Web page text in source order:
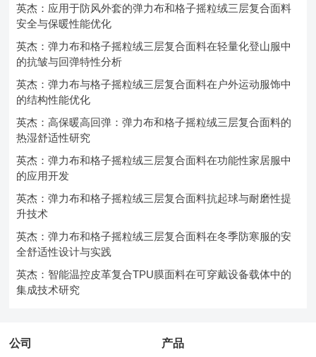
英杰：应用于防风外套的弹力布和格子摇粒绒三层复合面料
安全与保暖性能优化
英杰：弹力布和格子摇粒绒三层复合面料在轻量化登山服中
的抗皱与回弹特性分析
英杰：弹力布与格子摇粒绒三层复合面料在户外运动服饰中
的结构性能优化
英杰：高保暖高回弹：弹力布和格子摇粒绒三层复合面料的
热湿舒适性研究
英杰：弹力布和格子摇粒绒三层复合面料在功能性家居服中
的应用开发
英杰：弹力布和格子摇粒绒三层复合面料抗起球与耐磨性提
升技术
英杰：弹力布和格子摇粒绒三层复合面料在冬季防寒服的安
全舒适性设计与实践
英杰：智能温控皮革复合TPU膜面料在可穿戴设备载体中的
集成技术研究
公司 产品